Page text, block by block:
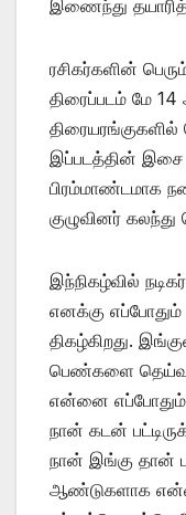
இணைந்து
ரசிகர்களின்
திரைப்படம் மே
திரையரங்குகளில்
இப்படத்தின் இசை
பிரம்மாண்டமாக
குழுவினர்
இந்நிகழ்வில்
எனக்கு எப்போதும்
திகழ்கிறது.
பெண்களை
என்னை
நான் கடன்
நான் இங்கு தான்
ஆண்டுகளாக